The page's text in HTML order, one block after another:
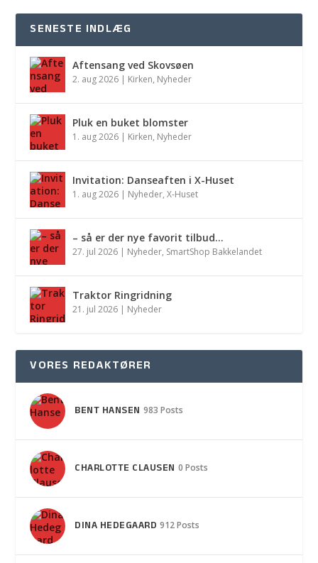
SENESTE INDLÆG
Aftensang ved Skovsøen
2. aug 2026 | Kirken, Nyheder
Pluk en buket blomster
1. aug 2026 | Kirken, Nyheder
Invitation: Danseaften i X-Huset
1. aug 2026 | Nyheder,X-Huset
– så er der nye favorit tilbud…
27. jul 2026 | Nyheder, SmartShop Bakkelandet
Traktor Ringridning
21. jul 2026 | Nyheder
VORES REDAKTØRER
BENT HANSEN 983 Posts
CHARLOTTE CLAUSEN 0 Posts
DINA HEDEGAARD 912 Posts